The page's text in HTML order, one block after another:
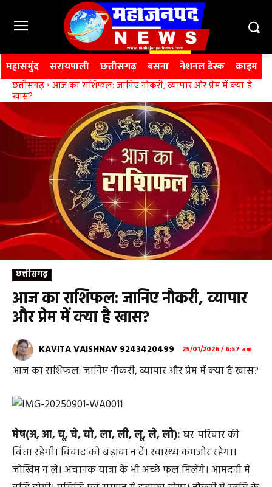
महासमुंद सरायपाली छत्तीसगढ़ बसना नेशनल डेस्क क्राइम
छत्तीसगढ़ आज का राशिफल: जानिए नौकरी, व्यापार और प्रेम में क्या है
खास?
छत्तीसगढ़
आज का राशिफल: जानिए नौकरी, व्यापार
और प्रेम में क्या है खास?
KAVITA VAISHNAV 9243420499 25/01/2026 / 6:57 am
आज का राशिफल: जानिए नौकरी, व्यापार और प्रेम में क्या है खास?
मेष(अ, आ, चू, चे, चो, ला, ली, लू, ले, लो):घर-परिवार की
चिंता रहेगी। विवाद को बढ़ावा न दें। स्वास्थ्य कमजोर रहेगा।
जोखिम न लें। अचानक यात्रा के भी अच्छे फल मिलेंगे। आमदनी में